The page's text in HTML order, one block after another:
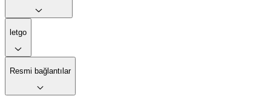
letgo
Resmi bağlantılar